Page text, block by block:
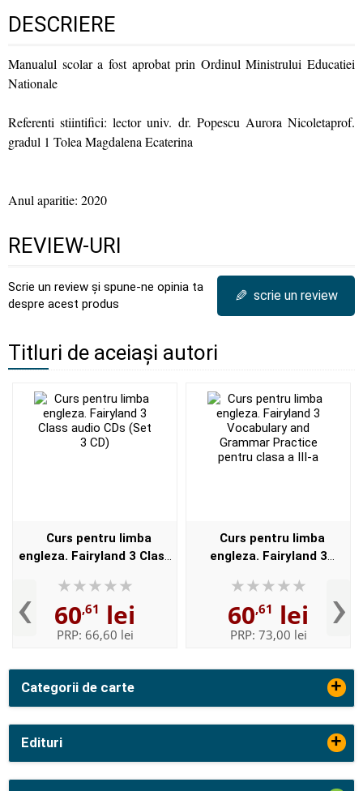
Categorii de carte +
Edituri +
DESCRIERE
Manualul scolar a fost aprobat prin Ordinul Ministrului Educatiei
Nationale
Referenti stiintifici: lector univ. dr. Popescu Aurora Nicoletaprof.
gradul 1 Tolea Magdalena Ecaterina
Anul aparitie: 2020
REVIEW-URI
Scrie un review și spune-ne opinia ta
despre acest produs
✎ scrie un review
Titluri de aceiași autori
‹
Curs pentru limba
engleza. Fairyland 3 Class
60,61 lei
PRP: 66,60 lei
Curs pentru limba
engleza. Fairyland 3
Practice pentru clasa a III-
a
60,61 lei
PRP: 73,00 lei ›